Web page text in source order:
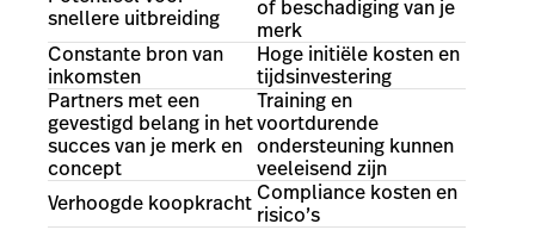
snellere uitbreiding
of beschadiging van je
merk
Constante bron van
inkomsten
Hoge initiële kosten en
tijdsinvestering
Partners met een
gevestigd belang in het
succes van je merk en
concept
Training en
voortdurende
ondersteuning kunnen
veeleisend zijn
Verhoogde koopkracht Compliance kosten en
risico’s